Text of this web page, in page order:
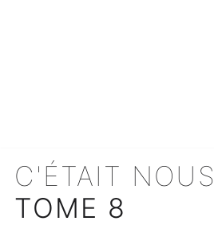
C'ÉTAIT NOUS
TOME 8